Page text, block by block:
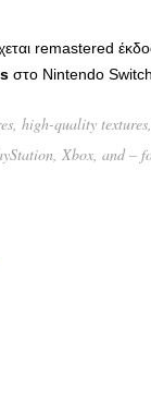
remastered
στο Nintendo
high-quality
Xbox, and –